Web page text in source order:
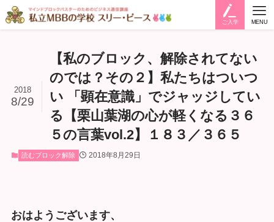
ご入学 MENU
【私のブロック、解除されてない
のでは？その２】私たちはついつ
い 「顕在意識」でジャッジしてい
る【栗山葉湖の心が軽くなる３６
５の言葉vol.2】１８３／３６５
2018
8/29
読むブロック解除 2018年8月29日
おはようございます、